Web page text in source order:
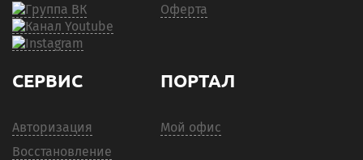
Оферта
СЕРВИС
Авторизация
Восстановление
ПОРТАЛ
Мой офис